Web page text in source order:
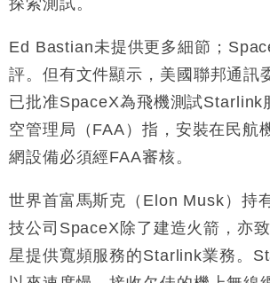
11:40
財經｜黑石傳再籌逾360億美元
10:57
財經｜美商務部擬擴大金屬關稅
25%
18:15
本地｜新世界K11 9月升級會員
定高消費客群
17:40
財經｜本港6月零售額連升14個
最強
50%
探索測試。
Ed Bastian未提供更多細節；
評。但有文件顯示，美國聯邦通訊
已批准SpaceX為飛機測試Starlink
空管理局（FAA）指，安裝在民航
網設備必須經FAA審核。
世界首富馬斯克（Elon Musk）持
技公司SpaceX除了建造火箭，亦
星提供寬頻服務的Starlink業務。